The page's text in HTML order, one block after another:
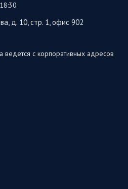
д. 10, стр. 1, офис 902
ведется с корпоративных адресов